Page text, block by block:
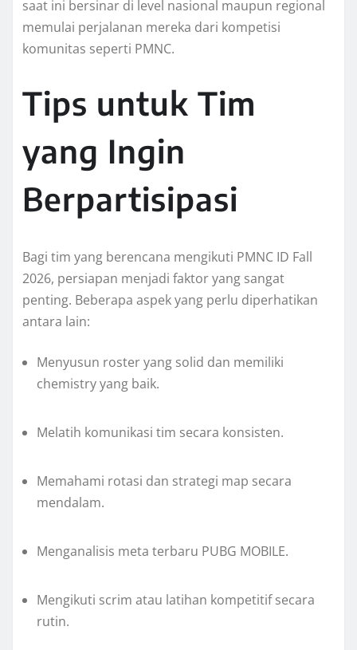
saat ini bersinar di level nasional maupun regional
memulai perjalanan mereka dari kompetisi
komunitas seperti PMNC.
Tips untuk Tim
yang Ingin
Berpartisipasi
Bagi tim yang berencana mengikuti PMNC ID Fall
2026, persiapan menjadi faktor yang sangat
penting. Beberapa aspek yang perlu diperhatikan
antara lain:
Menyusun roster yang solid dan memiliki
chemistry yang baik.
Melatih komunikasi tim secara konsisten.
Memahami rotasi dan strategi map secara
mendalam.
Menganalisis meta terbaru PUBG MOBILE.
Mengikuti scrim atau latihan kompetitif secara
rutin.